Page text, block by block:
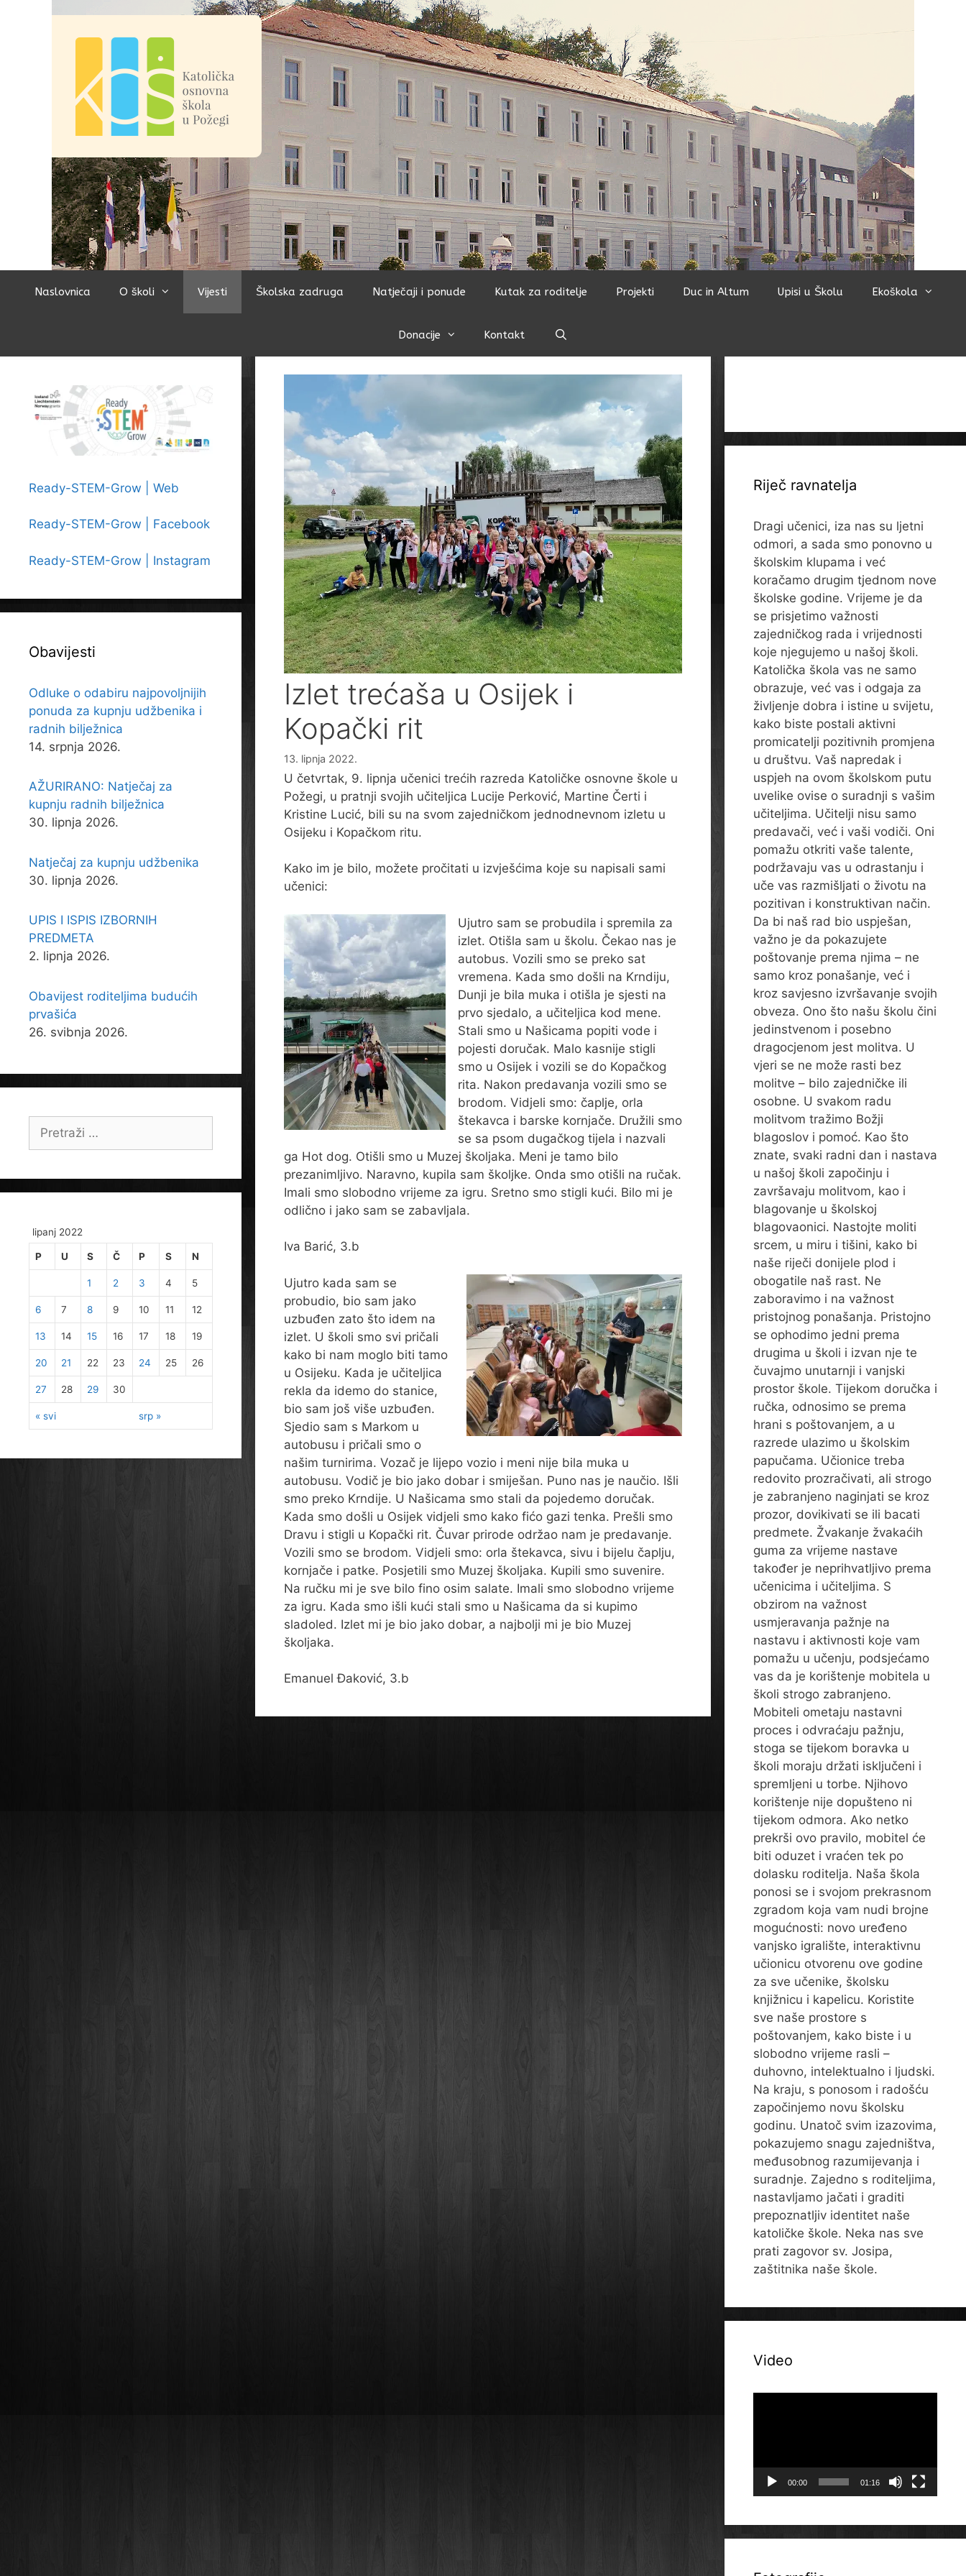
Naslovnica O školi Vijesti Školska zadruga Natječaji i ponude Kutak za roditelje Projekti Duc in Altum Upisi u Školu Ekoškola
Donacije Kontakt
Izlet trećaša u Osijek i
Kopački rit
13. lipnja 2022.
U četvrtak, 9. lipnja učenici trećih razreda Katoličke osnovne škole u
Požegi, u pratnji svojih učiteljica Lucije Perković, Martine Čerti i
Kristine Lucić, bili su na svom zajedničkom jednodnevnom izletu u
Osijeku i Kopačkom ritu.
Kako im je bilo, možete pročitati u izvješćima koje su napisali sami
učenici:
Ujutro sam se probudila i spremila za
izlet. Otišla sam u školu. Čekao nas je
autobus. Vozili smo se preko sat
vremena. Kada smo došli na Krndiju,
Dunji je bila muka i otišla je sjesti na
prvo sjedalo, a učiteljica kod mene.
Stali smo u Našicama popiti vode i
pojesti doručak. Malo kasnije stigli
smo u Osijek i vozili se do Kopačkog
rita. Nakon predavanja vozili smo se
brodom. Vidjeli smo: čaplje, orla
štekavca i barske kornjače. Družili smo
se sa psom dugačkog tijela i nazvali
ga Hot dog. Otišli smo u Muzej školjaka. Meni je tamo bilo
prezanimljivo. Naravno, kupila sam školjke. Onda smo otišli na ručak.
Imali smo slobodno vrijeme za igru. Sretno smo stigli kući. Bilo mi je
odlično i jako sam se zabavljala.
Iva Barić, 3.b
Ujutro kada sam se
probudio, bio sam jako
uzbuđen zato što idem na
izlet. U školi smo svi pričali
kako bi nam moglo biti tamo
u Osijeku. Kada je učiteljica
rekla da idemo do stanice,
bio sam još više uzbuđen.
Sjedio sam s Markom u
autobusu i pričali smo o
našim turnirima. Vozač je lijepo vozio i meni nije bila muka u
autobusu. Vodič je bio jako dobar i smiješan. Puno nas je naučio. Išli
smo preko Krndije. U Našicama smo stali da pojedemo doručak.
Kada smo došli u Osijek vidjeli smo kako fićo gazi tenka. Prešli smo
Dravu i stigli u Kopački rit. Čuvar prirode održao nam je predavanje.
Vozili smo se brodom. Vidjeli smo: orla štekavca, sivu i bijelu čaplju,
kornjače i patke. Posjetili smo Muzej školjaka. Kupili smo suvenire.
Na ručku mi je sve bilo fino osim salate. Imali smo slobodno vrijeme
za igru. Kada smo išli kući stali smo u Našicama da si kupimo
sladoled. Izlet mi je bio jako dobar, a najbolji mi je bio Muzej
školjaka.
Emanuel Đaković, 3.b
Ready-STEM-Grow | Web
Ready-STEM-Grow | Facebook
Ready-STEM-Grow | Instagram
Obavijesti
Odluke o odabiru najpovoljnijih
ponuda za kupnju udžbenika i
radnih bilježnica
14. srpnja 2026.
AŽURIRANO: Natječaj za
kupnju radnih bilježnica
30. lipnja 2026.
Natječaj za kupnju udžbenika
30. lipnja 2026.
UPIS I ISPIS IZBORNIH
PREDMETA
2. lipnja 2026.
Obavijest roditeljima budućih
prvašića
26. svibnja 2026.
lipanj 2022
P U S Č P S N
« svi srp »
1 2 3 4 5
6 7 8 9 10 11 12
13 14 15 16 17 18 19
20 21 22 23 24 25 26
27 28 29 30
Riječ ravnatelja
Dragi učenici, iza nas su ljetni
odmori, a sada smo ponovno u
školskim klupama i već
koračamo drugim tjednom nove
školske godine. Vrijeme je da
se prisjetimo važnosti
zajedničkog rada i vrijednosti
koje njegujemo u našoj školi.
Katolička škola vas ne samo
obrazuje, već vas i odgaja za
življenje dobra i istine u svijetu,
kako biste postali aktivni
promicatelji pozitivnih promjena
u društvu. Vaš napredak i
uspjeh na ovom školskom putu
uvelike ovise o suradnji s vašim
učiteljima. Učitelji nisu samo
predavači, već i vaši vodiči. Oni
pomažu otkriti vaše talente,
podržavaju vas u odrastanju i
uče vas razmišljati o životu na
pozitivan i konstruktivan način.
Da bi naš rad bio uspješan,
važno je da pokazujete
poštovanje prema njima – ne
samo kroz ponašanje, već i
kroz savjesno izvršavanje svojih
obveza. Ono što našu školu čini
jedinstvenom i posebno
dragocjenom jest molitva. U
vjeri se ne može rasti bez
molitve – bilo zajedničke ili
osobne. U svakom radu
molitvom tražimo Božji
blagoslov i pomoć. Kao što
znate, svaki radni dan i nastava
u našoj školi započinju i
završavaju molitvom, kao i
blagovanje u školskoj
blagovaonici. Nastojte moliti
srcem, u miru i tišini, kako bi
naše riječi donijele plod i
obogatile naš rast. Ne
zaboravimo i na važnost
pristojnog ponašanja. Pristojno
se ophodimo jedni prema
drugima u školi i izvan nje te
čuvajmo unutarnji i vanjski
prostor škole. Tijekom doručka i
ručka, odnosimo se prema
hrani s poštovanjem, a u
razrede ulazimo u školskim
papučama. Učionice treba
redovito prozračivati, ali strogo
je zabranjeno naginjati se kroz
prozor, dovikivati se ili bacati
predmete. Žvakanje žvakaćih
guma za vrijeme nastave
također je neprihvatljivo prema
učenicima i učiteljima. S
obzirom na važnost
usmjeravanja pažnje na
nastavu i aktivnosti koje vam
pomažu u učenju, podsjećamo
vas da je korištenje mobitela u
školi strogo zabranjeno.
Mobiteli ometaju nastavni
proces i odvraćaju pažnju,
stoga se tijekom boravka u
školi moraju držati isključeni i
spremljeni u torbe. Njihovo
korištenje nije dopušteno ni
tijekom odmora. Ako netko
prekrši ovo pravilo, mobitel će
biti oduzet i vraćen tek po
dolasku roditelja. Naša škola
ponosi se i svojom prekrasnom
zgradom koja vam nudi brojne
mogućnosti: novo uređeno
vanjsko igralište, interaktivnu
učionicu otvorenu ove godine
za sve učenike, školsku
knjižnicu i kapelicu. Koristite
sve naše prostore s
poštovanjem, kako biste i u
slobodno vrijeme rasli –
duhovno, intelektualno i ljudski.
Na kraju, s ponosom i radošću
započinjemo novu školsku
godinu. Unatoč svim izazovima,
pokazujemo snagu zajedništva,
međusobnog razumijevanja i
suradnje. Zajedno s roditeljima,
nastavljamo jačati i graditi
prepoznatljiv identitet naše
katoličke škole. Neka nas sve
prati zagovor sv. Josipa,
zaštitnika naše škole.
Video
00:00 01:16